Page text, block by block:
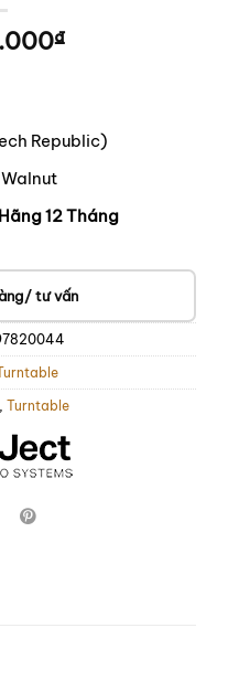
₫
Republic)
12 Tháng
tư vấn
,Turntable